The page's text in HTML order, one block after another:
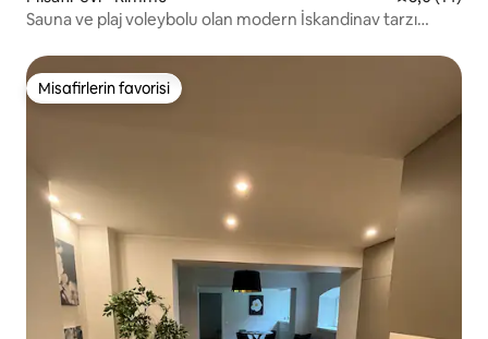
Sauna ve plaj voleybolu olan modern İskandinav tarzı
Misafirlerin favorisi
Misafirlerin favorisi